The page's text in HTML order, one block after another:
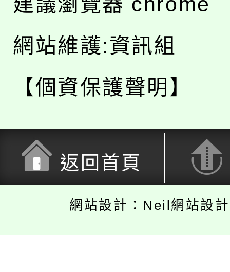
網站維護:資訊組
【個資保護聲明】
返回首頁
網站設計：Neil網站設